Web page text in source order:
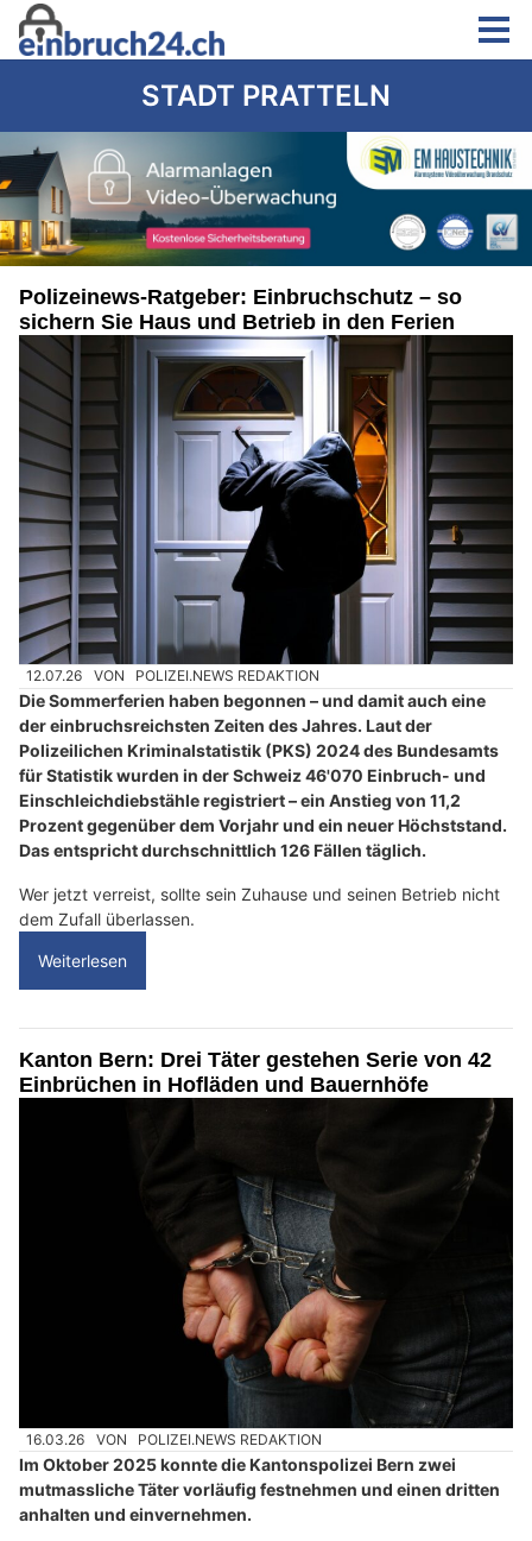
STADT PRATTELN
Polizeinews-Ratgeber: Einbruchschutz – so
sichern Sie Haus und Betrieb in den Ferien
12.07.26 VON POLIZEI.NEWS REDAKTION
Die Sommerferien haben begonnen – und damit auch eine
der einbruchsreichsten Zeiten des Jahres. Laut der
Polizeilichen Kriminalstatistik (PKS) 2024 des Bundesamts
für Statistik wurden in der Schweiz 46'070 Einbruch- und
Einschleichdiebstähle registriert – ein Anstieg von 11,2
Prozent gegenüber dem Vorjahr und ein neuer Höchststand.
Das entspricht durchschnittlich 126 Fällen täglich.
Wer jetzt verreist, sollte sein Zuhause und seinen Betrieb nicht
dem Zufall überlassen.
Weiterlesen
Kanton Bern: Drei Täter gestehen Serie von 42
Einbrüchen in Hofläden und Bauernhöfe
16.03.26 VON POLIZEI.NEWS REDAKTION
Im Oktober 2025 konnte die Kantonspolizei Bern zwei
mutmassliche Täter vorläufig festnehmen und einen dritten
anhalten und einvernehmen.